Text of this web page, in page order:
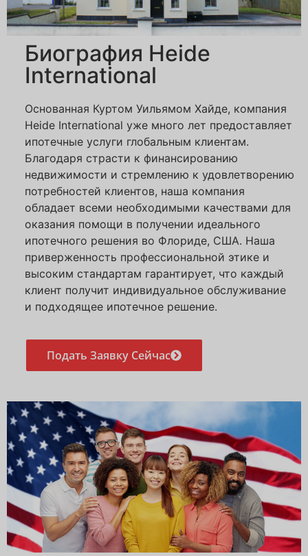
Биография Heide
International
Основанная Куртом Уильямом Хайде, компания
Heide International уже много лет предоставляет
ипотечные услуги глобальным клиентам.
Благодаря страсти к финансированию
недвижимости и стремлению к удовлетворению
потребностей клиентов, наша компания
обладает всеми необходимыми качествами для
оказания помощи в получении идеального
ипотечного решения во Флориде, США. Наша
приверженность профессиональной этике и
высоким стандартам гарантирует, что каждый
клиент получит индивидуальное обслуживание
и подходящее ипотечное решение.
Подать Заявку Сейчас